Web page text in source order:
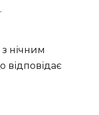
нічним
відповідає